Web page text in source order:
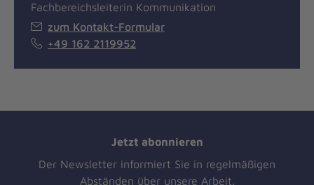
Fachbereichsleiterin Kommunikation
zum Kontakt-Formular
+49 162 2119952
Jetzt abonnieren
Der Newsletter informiert Sie in regelmäßigen
Abständen über unsere Arbeit.